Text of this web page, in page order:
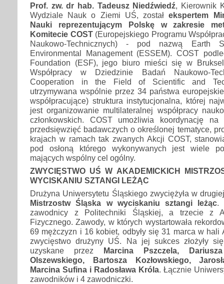
Prof. zw. dr hab. Tadeusz Niedźwiedź , Kierownik
Wydziale Nauk o Ziemi UŚ, zostałekspertem
Nauki reprezentującym Polskę w zakresie
Komitecie COST(Europejskiego Programu
Naukowo-Technicznych) - pod nazwą Earth
Environmental Management (ESSEM). COST
Foundation (ESF), jego biuro mieści się w
Współpracy w Dziedzinie Badań Naukowo-
Cooperation in the Field of Scientific and
utrzymywana wspólnie przez 34 państwa
współpracujące) struktura instytucjonalna, której
jest organizowanie multilateralnej współpracy
członkowskich. COST umożliwia koordynację na
przedsięwzięć badawczych o określonej tematyce,
krajach w ramach tak zwanych Akcji COST,
pod osłoną którego wykonywanych jest wiele
mających wspólny cel ogólny.
ZWYCIĘSTWO UŚ W AKADEMICKICH
WYCISKANIU SZTANGI LEŻĄC
Drużyna Uniwersytetu Śląskiego zwyciężyła w
Mistrzostw Śląska w wyciskaniu sztangi leżąc.
zawodnicy z Politechniki Śląskiej, a trzecie z
Fizycznego. Zawody, w których wystartowała
69 mężczyzn i 16 kobiet, odbyły się 31 marca w hali
zwycięstwo drużyny UŚ. Na jej sukces złożyły
uzyskane przez Marcina Pszczela,
Olszewskiego, Bartosza Kozłowskiego,
Marcina Sufina i Radosława Króla. Łącznie
zawodników i 4 zawodniczki.